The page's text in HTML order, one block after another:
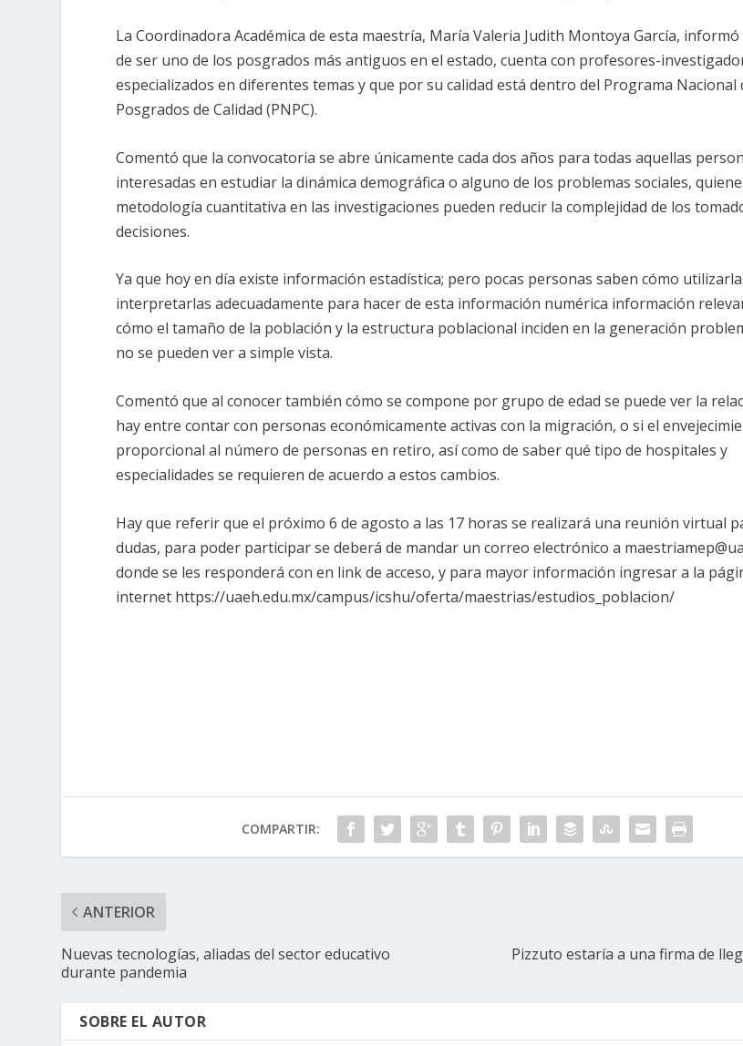
La Coordinadora Académica de esta maestría, María Valeria Judith Montoya García, informó
de ser uno de los posgrados más antiguos en el estado, cuenta con profesores-
especializados en diferentes temas y que por su calidad está dentro del Programa Nacional
Posgrados de Calidad (PNPC).
Comentó que la convocatoria se abre únicamente cada dos años para todas aquellas
interesadas en estudiar la dinámica demográfica o alguno de los problemas sociales,
metodología cuantitativa en las investigaciones pueden reducir la complejidad de los
decisiones.
Ya que hoy en día existe información estadística; pero pocas personas saben cómo
interpretarlas adecuadamente para hacer de esta información numérica información
cómo el tamaño de la población y la estructura poblacional inciden en la generación
no se pueden ver a simple vista.
Comentó que al conocer también cómo se compone por grupo de edad se puede ver la
hay entre contar con personas económicamente activas con la migración, o si el
proporcional al número de personas en retiro, así como de saber qué tipo de hospitales y
especialidades se requieren de acuerdo a estos cambios.
Hay que referir que el próximo 6 de agosto a las 17 horas se realizará una reunión virtual
dudas, para poder participar se deberá de mandar un correo electrónico a
donde se les responderá con en link de acceso, y para mayor información ingresar a la
internet https://uaeh.edu.mx/campus/icshu/oferta/maestrias/estudios_poblacion/
COMPARTIR:
ANTERIOR
Nuevas tecnologías, aliadas del sector educativo
durante pandemia
Pizzuto estaría a una firma de
SOBRE EL AUTOR